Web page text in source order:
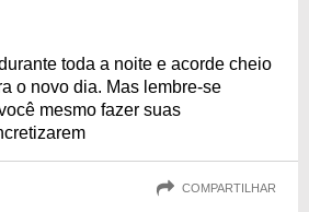
toda a noite e acorde cheio
o novo dia. Mas lembre-se
mesmo fazer suas
COMPARTILHAR